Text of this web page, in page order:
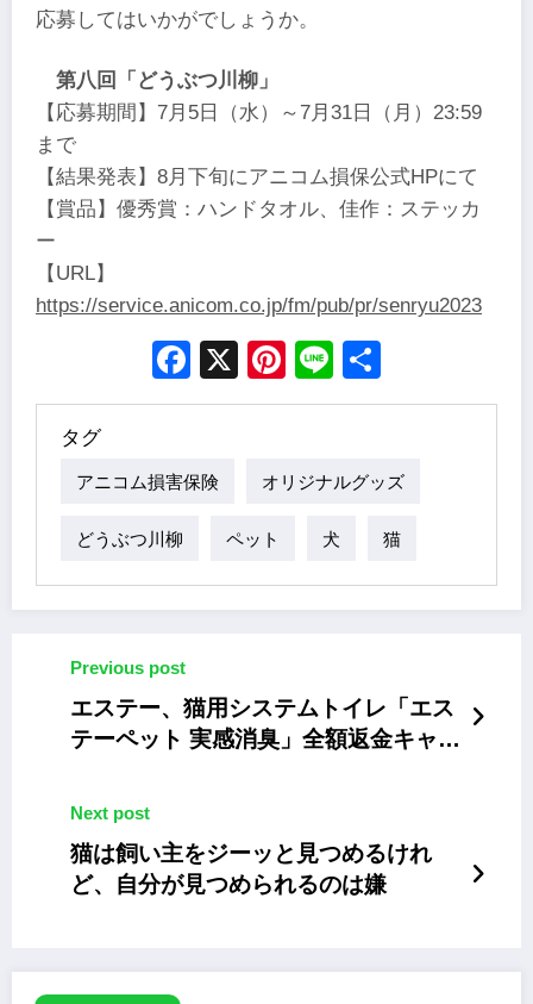
応募してはいかがでしょうか。
第八回「どうぶつ川柳」
【応募期間】7月5日（水）～7月31日（月）23:59
まで
【結果発表】8月下旬にアニコム損保公式HPにて
【賞品】優秀賞：ハンドタオル、佳作：ステッカ
ー
【URL】
https://service.anicom.co.jp/fm/pub/pr/senryu2023
Facebook
X Pinterest
Line
タグ
アニコム損害保険 オリジナルグッズ
どうぶつ川柳 ペット 犬 猫
Previous post
エステー、猫用システムトイレ「エス
テーペット 実感消臭」全額返金キャン
Next post
猫は飼い主をジーッと見つめるけれ
ど、自分が見つめられるのは嫌